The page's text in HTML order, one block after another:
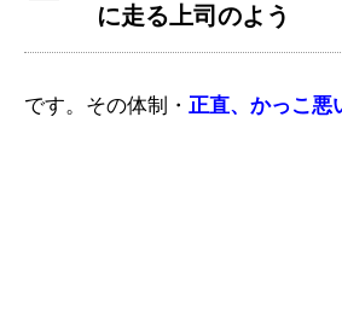
に走る上司のよう
です。その体制・ 正直、かっこ悪